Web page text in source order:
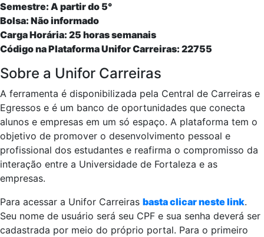
Semestre: A partir do 5°
Bolsa: Não informado
Carga Horária: 25 horas semanais
Código na Plataforma Unifor Carreiras: 22755
Sobre a Unifor Carreiras
A ferramenta é disponibilizada pela Central de Carreiras e
Egressos e é um banco de oportunidades que conecta
alunos e empresas em um só espaço. A plataforma tem o
objetivo de promover o desenvolvimento pessoal e
profissional dos estudantes e reafirma o compromisso da
interação entre a Universidade de Fortaleza e as
empresas.
Para acessar a Unifor Carreiras basta clicar neste link.
Seu nome de usuário será seu CPF e sua senha deverá ser
cadastrada por meio do próprio portal. Para o primeiro